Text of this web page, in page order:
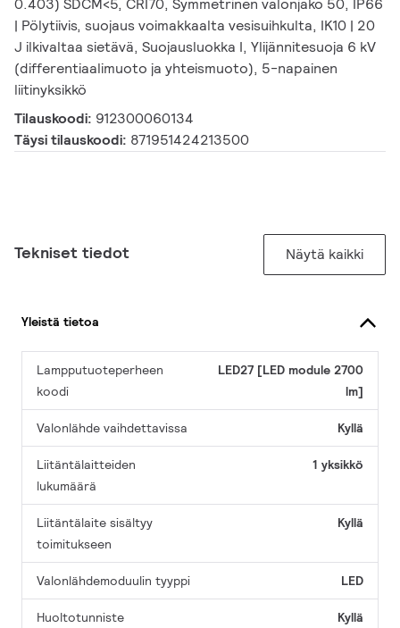
| Pölytiivis, suojaus voimakkaalta vesisuihkulta, IK10 | 20
J ilkivaltaa sietävä, Suojausluokka I, Ylijännitesuoja 6 kV
(differentiaalimuoto ja yhteismuoto), 5-napainen
liitinyksikkö
Tilauskoodi: 912300060134
Täysi tilauskoodi: 871951424213500
Tekniset tiedot Näytä kaikki
Yleistä tietoa
Lampputuoteperheen
koodi
LED27 [LED module 2700
lm]
Valonlähde vaihdettavissa Kyllä
Liitäntälaitteiden
lukumäärä
1 yksikkö
Liitäntälaite sisältyy
toimitukseen
Kyllä
Valonlähdemoduulin tyyppi LED
Huoltotunniste Kyllä